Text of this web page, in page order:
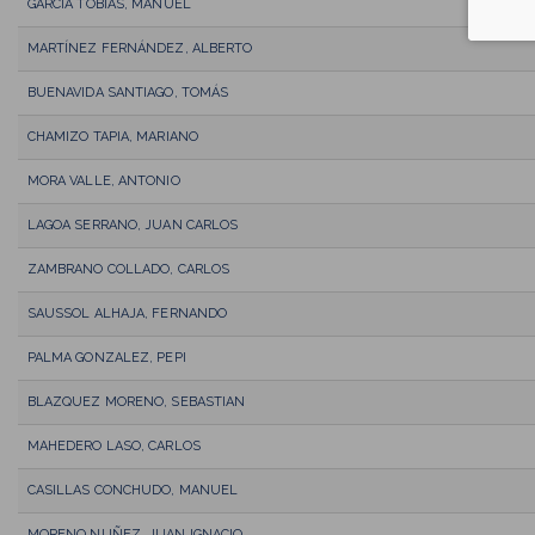
GARCIA TOBIAS, MANUEL
MARTÍNEZ FERNÁNDEZ, ALBERTO
BUENAVIDA SANTIAGO, TOMÁS
CHAMIZO TAPIA, MARIANO
MORA VALLE, ANTONIO
LAGOA SERRANO, JUAN CARLOS
ZAMBRANO COLLADO, CARLOS
SAUSSOL ALHAJA, FERNANDO
PALMA GONZALEZ, PEPI
BLAZQUEZ MORENO, SEBASTIAN
MAHEDERO LASO, CARLOS
CASILLAS CONCHUDO, MANUEL